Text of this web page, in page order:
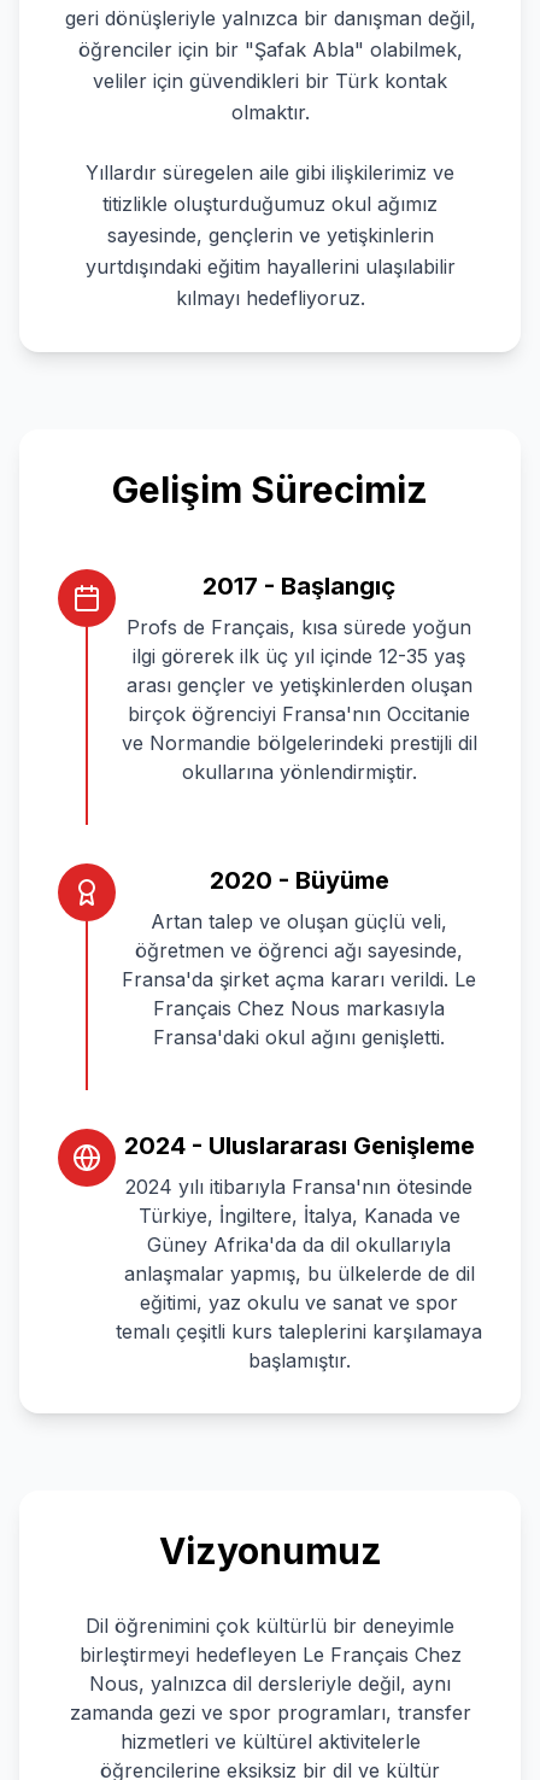
geri dönüşleriyle yalnızca bir danışman değil,
öğrenciler için bir "Şafak Abla" olabilmek,
veliler için güvendikleri bir Türk kontak
olmaktır.
Yıllardır süregelen aile gibi ilişkilerimiz ve
titizlikle oluşturduğumuz okul ağımız
sayesinde, gençlerin ve yetişkinlerin
yurtdışındaki eğitim hayallerini ulaşılabilir
kılmayı hedefliyoruz.
Gelişim Sürecimiz
2017 - Başlangıç
Profs de Français, kısa sürede yoğun
ilgi görerek ilk üç yıl içinde 12-35 yaş
arası gençler ve yetişkinlerden oluşan
birçok öğrenciyi Fransa'nın Occitanie
ve Normandie bölgelerindeki prestijli dil
okullarına yönlendirmiştir.
2020 - Büyüme
Artan talep ve oluşan güçlü veli,
öğretmen ve öğrenci ağı sayesinde,
Fransa'da şirket açma kararı verildi. Le
Français Chez Nous markasıyla
Fransa'daki okul ağını genişletti.
2024 - Uluslararası Genişleme
2024 yılı itibarıyla Fransa'nın ötesinde
Türkiye, İngiltere, İtalya, Kanada ve
Güney Afrika'da da dil okullarıyla
anlaşmalar yapmış, bu ülkelerde de dil
eğitimi, yaz okulu ve sanat ve spor
temalı çeşitli kurs taleplerini karşılamaya
başlamıştır.
Vizyonumuz
Dil öğrenimini çok kültürlü bir deneyimle
birleştirmeyi hedefleyen Le Français Chez
Nous, yalnızca dil dersleriyle değil, aynı
zamanda gezi ve spor programları, transfer
hizmetleri ve kültürel aktivitelerle
öğrencilerine eksiksiz bir dil ve kültür